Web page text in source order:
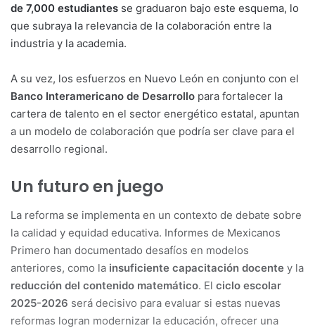
de 7,000 estudiantes se graduaron bajo este esquema, lo
que subraya la relevancia de la colaboración entre la
industria y la academia.
A su vez, los esfuerzos en Nuevo León en conjunto con el
Banco Interamericano de Desarrollo para fortalecer la
cartera de talento en el sector energético estatal, apuntan
a un modelo de colaboración que podría ser clave para el
desarrollo regional.
Un futuro en juego
La reforma se implementa en un contexto de debate sobre
la calidad y equidad educativa. Informes de Mexicanos
Primero han documentado desafíos en modelos
anteriores, como la insuficiente capacitación docente y la
reducción del contenido matemático. El ciclo escolar
2025-2026 será decisivo para evaluar si estas nuevas
reformas logran modernizar la educación, ofrecer una